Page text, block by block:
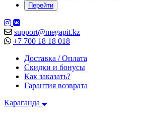
Перейти
support@megapit.kz
+7 700 18 18 018
Доставка / Оплата
Скидки и бонусы
Как заказать?
Гарантия возврата
Караганда